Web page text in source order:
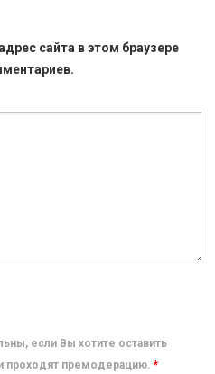
сайта в этом браузере
если Вы хотите оставить
проходят премодерацию. *